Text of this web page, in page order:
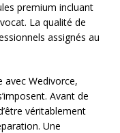
premium incluant
La qualité de
assignés au
avec Wedivorce,
Avant de
véritablement
Une